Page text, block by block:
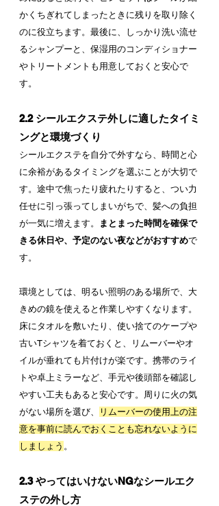
かくちぎれてしまったときに残りを取り除く
のに役立ちます。最後に、しっかり洗い流せ
るシャンプーと、保湿用のコンディショナー
やトリートメントも用意しておくと安心で
す。
2.2 シールエクステ外しに適したタイミ
ングと環境づくり
シールエクステを自分で外すなら、時間と心
に余裕があるタイミングを選ぶことが大切で
す。途中で焦ったり疲れたりすると、つい力
任せに引っ張ってしまいがちで、髪への負担
が一気に増えます。
まとまった時間を確保で
きる休日や、予定のない夜などがおすすめで
す。
環境としては、明るい照明のある場所で、大
きめの鏡を使えると作業しやすくなります。
床にタオルを敷いたり、使い捨てのケープや
古いTシャツを着ておくと、リムーバーやオ
イルが垂れても片付けが楽です。携帯のライ
トや卓上ミラーなど、手元や後頭部を確認し
やすい工夫もあると安心です。周りに火の気
がない場所を選び、
リムーバーの使用上の注
意を事前に読んでおくことも忘れないように
しましょう 。
2.3 やってはいけないNGなシールエク
ステの外し方